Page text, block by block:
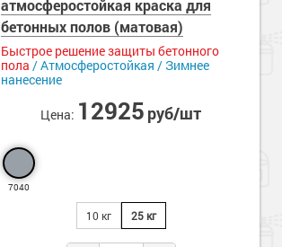
Стойкие к истиранию
атмосферостойкая краска для
бетонных полов (матовая)
Быстрое решение защиты бетонного
пола / Атмосферостойкая / Зимнее
нанесение
Цена: 12925 руб/шт
7040
10 кг 25 кг